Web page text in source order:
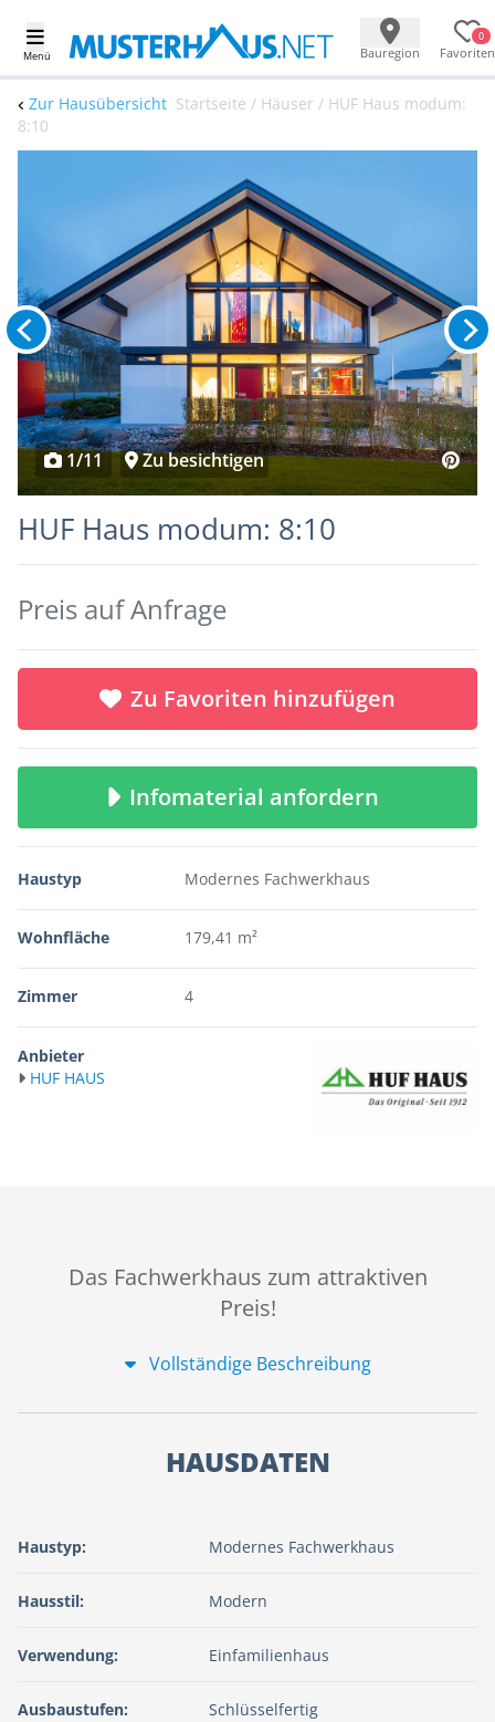
Menü Bauregion
0
Favoriten
Zur Hausübersicht Startseite / Häuser / HUF Haus modum:
8:10
1/11 Zu besichtigen
HUF Haus modum: 8:10
Preis auf Anfrage
Zu Favoriten hinzufügen
Infomaterial anfordern
Haustyp Modernes Fachwerkhaus
Wohnfläche 179,41 m²
Zimmer 4
Anbieter
HUF HAUS
Das Fachwerkhaus zum attraktiven
Preis!
Vollständige Beschreibung
HAUSDATEN
Haustyp: Modernes Fachwerkhaus
Hausstil: Modern
Verwendung: Einfamilienhaus
Ausbaustufen: Schlüsselfertig